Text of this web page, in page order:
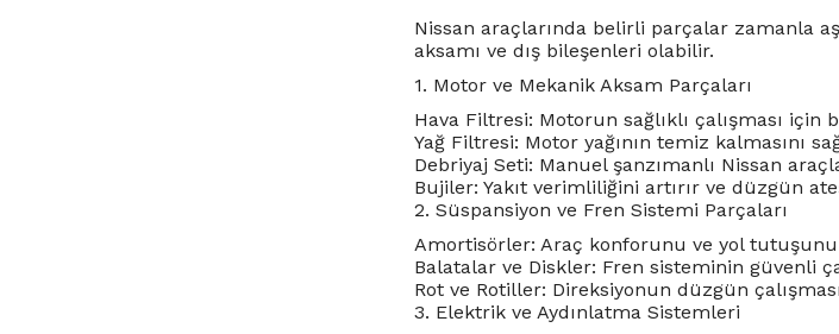
Nissan araçlarında belirli parçalar zamanla
aksamı ve dış bileşenleri olabilir.
1. Motor ve Mekanik Aksam Parçaları
Hava Filtresi: Motorun sağlıklı çalışması
Yağ Filtresi: Motor yağının temiz kalmasını
Debriyaj Seti: Manuel şanzımanlı Nissan
Bujiler: Yakıt verimliliğini artırır ve düzgün
2. Süspansiyon ve Fren Sistemi Parçaları
Amortisörler: Araç konforunu ve yol
Balatalar ve Diskler: Fren sisteminin güvenli
Rot ve Rotiller: Direksiyonun düzgün
3. Elektrik ve Aydınlatma Sistemleri